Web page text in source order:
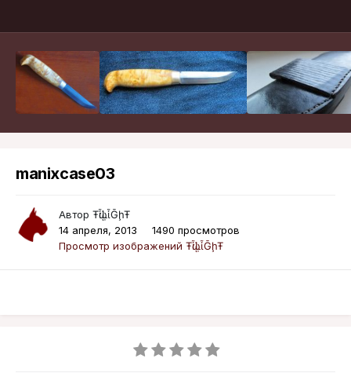
manixcase03
Автор ŦᾡἷḶἷḠḩŦ
14 апреля, 2013
1490 просмотров
Просмотр изображений ŦᾡἷḶἷḠḩŦ